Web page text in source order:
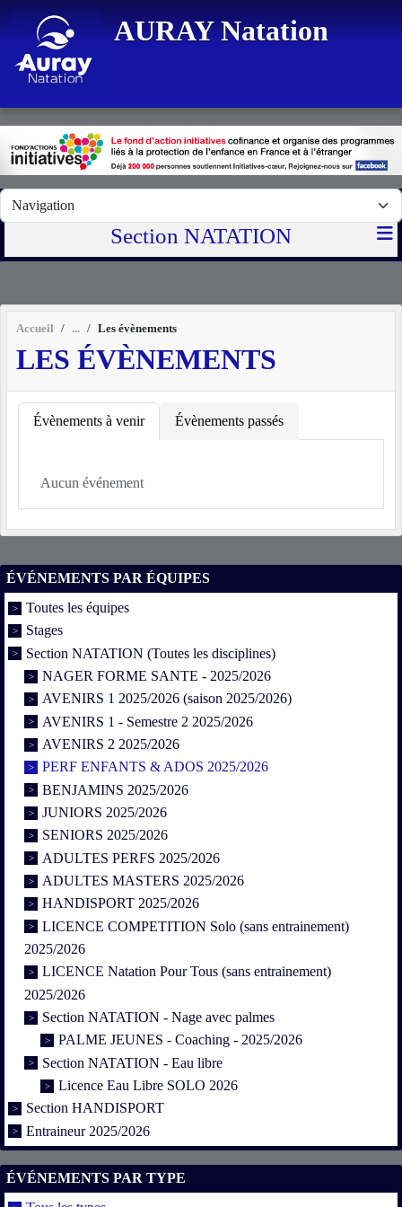
AURAY Natation
Section NATATION
Accueil Les évènements
LES ÉVÈNEMENTS
Évènements à venir Évènements passés
Aucun événement
ÉVÉNEMENTS PAR ÉQUIPES
Toutes les équipes
Stages
Section NATATION (Toutes les disciplines)
NAGER FORME SANTE - 2025/2026
AVENIRS 1 2025/2026 (saison 2025/2026)
AVENIRS 1 - Semestre 2 2025/2026
AVENIRS 2 2025/2026
PERF ENFANTS & ADOS 2025/2026
BENJAMINS 2025/2026
JUNIORS 2025/2026
SENIORS 2025/2026
ADULTES PERFS 2025/2026
ADULTES MASTERS 2025/2026
HANDISPORT 2025/2026
LICENCE COMPETITION Solo (sans entrainement)
2025/2026
LICENCE Natation Pour Tous (sans entrainement)
2025/2026
Section NATATION - Nage avec palmes
PALME JEUNES - Coaching - 2025/2026
Section NATATION - Eau libre
Licence Eau Libre SOLO 2026
Section HANDISPORT
Entraineur 2025/2026
ÉVÉNEMENTS PAR TYPE
Panneau de gestion des cookies